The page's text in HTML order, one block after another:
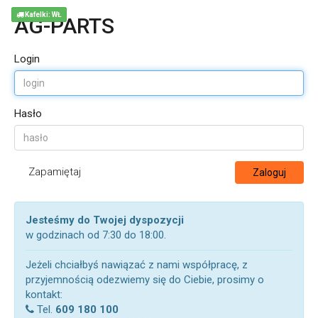
AG-PARTS
Login
Hasło
Zapamiętaj Zaloguj
Jesteśmy do Twojej dyspozycji
w godzinach od 7:30 do 18:00.
Jeżeli chciałbyś nawiązać z nami współpracę, z
przyjemnością odezwiemy się do Ciebie, prosimy o
kontakt:
Tel. 609 180 100
Kafelki: WŁ